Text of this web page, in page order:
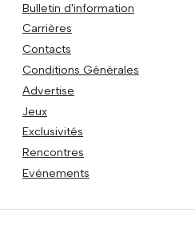
Bulletin d'information
Carrières
Contacts
Conditions Générales
Advertise
Jeux
Exclusivités
Rencontres
Evénements